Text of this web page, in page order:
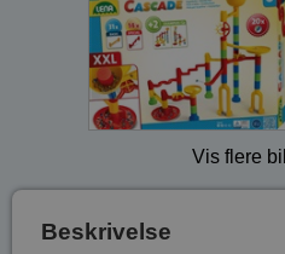
Vis flere
Beskrivelse